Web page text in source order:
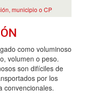
municipio o CP
como voluminoso
volumen o peso.
son difíciles de
por los
convencionales.